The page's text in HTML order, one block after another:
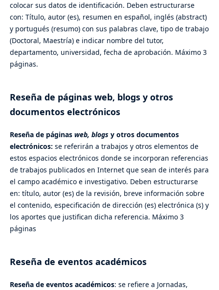
colocar sus datos de identificación. Deben estructurarse
con: Título, autor (es), resumen en español, inglés (abstract)
y portugués (resumo) con sus palabras clave, tipo de trabajo
(Doctoral, Maestría) e indicar nombre del tutor,
departamento, universidad, fecha de aprobación. Máximo 3
páginas.
Reseña de páginas web, blogs y otros
documentos electrónicos
Reseña de páginas web, blogsy otros documentos
electrónicos: se referirán a trabajos y otros elementos de
estos espacios electrónicos donde se incorporan referencias
de trabajos publicados en Internet que sean de interés para
el campo académico e investigativo. Deben estructurarse
en: título, autor (es) de la revisión, breve información sobre
el contenido, especificación de dirección (es) electrónica (s) y
los aportes que justifican dicha referencia. Máximo 3
páginas
Reseña de eventos académicos
Reseña de eventos académicos: se refiere a Jornadas,